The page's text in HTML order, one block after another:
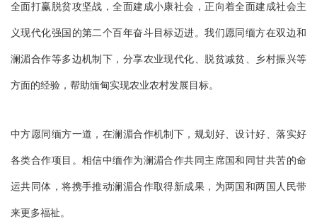
全面打赢脱贫攻坚战，全面建成小康社会，正向着全面建成社会主
义现代化强国的第二个百年奋斗目标迈进。我们愿同缅方在双边和
澜湄合作等多边机制下，分享农业现代化、脱贫减贫、乡村振兴等
方面的经验，帮助缅甸实现农业农村发展目标。
中方愿同缅方一道，在澜湄合作机制下，规划好、设计好、落实好
各类合作项目。相信中缅作为澜湄合作共同主席国和同甘共苦的命
运共同体，将携手推动澜湄合作取得新成果，为两国和两国人民带
来更多福祉。